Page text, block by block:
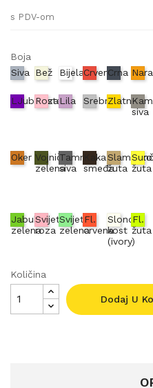
s PDV-om
Boja
Siva
Bež BijelaCrvenaCrna
LJubičasta
RozaLila SrebrnaZlatna
siva
Oker Vojnički
zelena
Tamno
siva
Kakao
smeđa
Slamnato
žuta žuta
Jabuka
zelena
Svijetlo
roza
Svijetlo
zelena
Fl.
crvena
Slonova
kost
(ivory)
Fl.
žuta
Količina
Dodaj U